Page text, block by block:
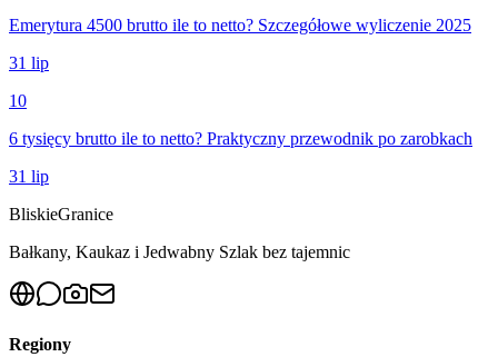
Emerytura 4500 brutto ile to netto? Szczegółowe wyliczenie 2025
31 lip
10
6 tysięcy brutto ile to netto? Praktyczny przewodnik po zarobkach
31 lip
BliskieGranice
Bałkany, Kaukaz i Jedwabny Szlak bez tajemnic
Regiony